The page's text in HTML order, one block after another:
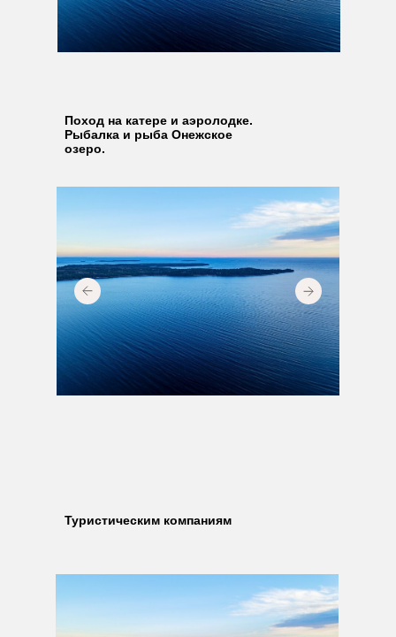
Поход на катере и аэролодке.
Рыбалка и рыба Онежское
озеро.
Туристическим компаниям